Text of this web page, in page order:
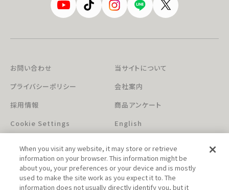
お問い合わせ
当サイトについて
プライバシーポリシー
会社案内
採用情報
商品アンケート
Cookie Settings
English
When you visit any website, it may store or retrieve
information on your browser. This information might be
about you, your preferences or your device and is mostly
used to make the site work as you expect it to. The
information does not usually directly identify you, but it